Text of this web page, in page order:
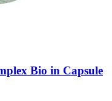
Bio in Capsule